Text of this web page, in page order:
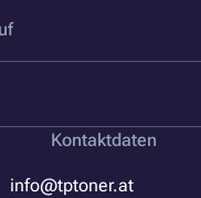
Kontaktdaten
info@tptoner.at